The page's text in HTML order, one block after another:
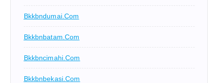
Bkkbndumai.com
Bkkbnbatam.com
Bkkbncimahi.com
Bkkbnbekasi.com